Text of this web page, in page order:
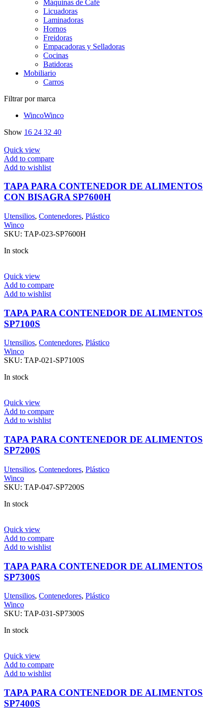
Máquinas de Café
Licuadoras
Laminadoras
Hornos
Freidoras
Empacadoras y Selladoras
Cocinas
Batidoras
Mobiliario
Carros
Filtrar por marca
WincoWinco
Show 16 24 32 40
Quick view
Add to compare
Add to wishlist
TAPA PARA CONTENEDOR DE ALIMENTOS
CON BISAGRA SP7600H
Utensilios, Contenedores, Plástico
Winco
SKU: TAP-023-SP7600H
In stock
Quick view
Add to compare
Add to wishlist
TAPA PARA CONTENEDOR DE ALIMENTOS
SP7100S
Utensilios, Contenedores, Plástico
Winco
SKU: TAP-021-SP7100S
In stock
Quick view
Add to compare
Add to wishlist
TAPA PARA CONTENEDOR DE ALIMENTOS
SP7200S
Utensilios, Contenedores, Plástico
Winco
SKU: TAP-047-SP7200S
In stock
Quick view
Add to compare
Add to wishlist
TAPA PARA CONTENEDOR DE ALIMENTOS
SP7300S
Utensilios, Contenedores, Plástico
Winco
SKU: TAP-031-SP7300S
In stock
Quick view
Add to compare
Add to wishlist
TAPA PARA CONTENEDOR DE ALIMENTOS
SP7400S